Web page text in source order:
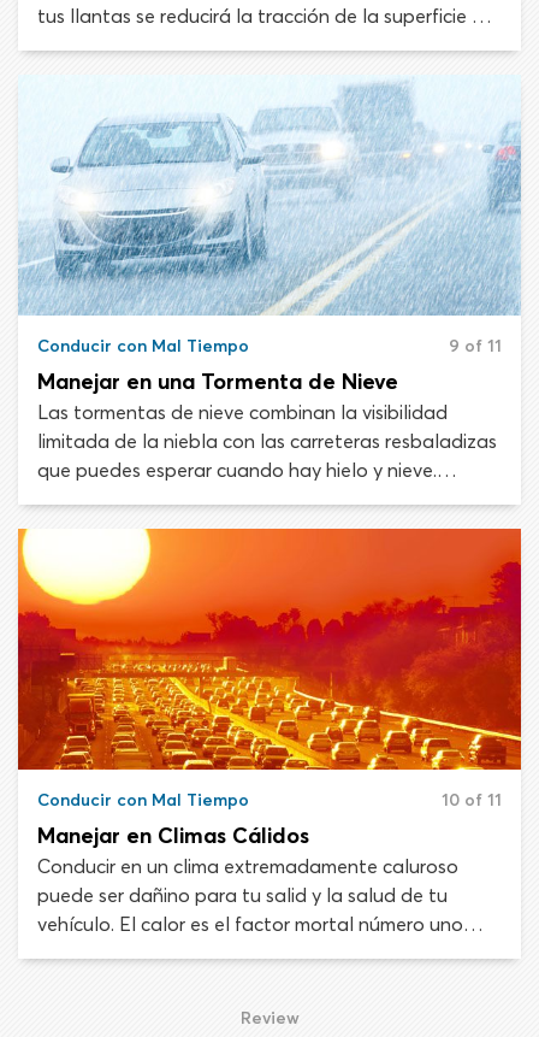
tus llantas se reducirá la tracción de la superficie de
la carretera de gran manera, aumentando la
distancia requerida para parar. El hielo es
generalmente más peligroso que la nieve ya que es
muy difícil de ver.
Conducir con Mal Tiempo 9 of 11
Manejar en una Tormenta de Nieve
Las tormentas de nieve combinan la visibilidad
limitada de la niebla con las carreteras resbaladizas
que puedes esperar cuando hay hielo y nieve.
Manejar en una tormenta de nieve hace
increíblemente difícil ver lo que sucede a tu
alrededor y mantener el control del vehículo. La
mejor defensa contra una ventisca es no conducir en
una.
Conducir con Mal Tiempo 10 of 11
Manejar en Climas Cálidos
Conducir en un clima extremadamente caluroso
puede ser dañino para tu salid y la salud de tu
vehículo. El calor es el factor mortal número uno
relacionado con el clima en los Estados Unidos. Al
de advertencia de temperatura. Si se enciende o
Review